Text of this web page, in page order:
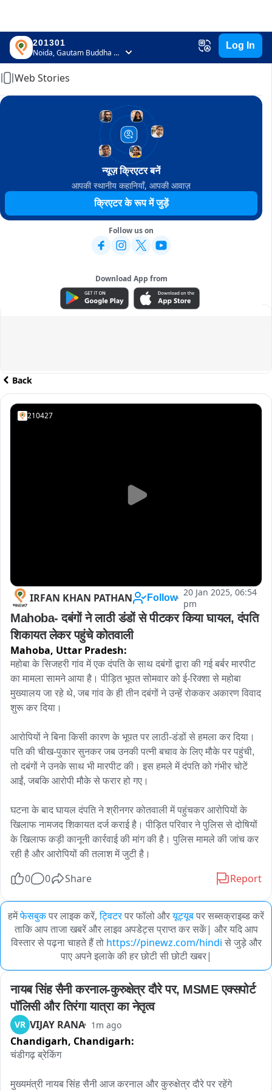
201301
Noida, Gautam Buddha Nagar, Uttar Pradesh
Log In
Home
Web Stories
न्यूज़ क्रिएटर बनें
आपकी स्थानीय कहानियाँ, आपकी आवाज़
क्रिएटर के रूप में जुड़ें
Follow us on
Download App from
ADVERTISEMENT
Back
210427
IRFAN KHAN PATHAN Follow 20 Jan 2025, 06:54
pm
Mahoba- दबंगों ने लाठी डंडों से पीटकर किया घायल, दंपति
शिकायत लेकर पहुंचे कोतवाली
Mahoba, Uttar Pradesh:
महोबा के सिजहरी गांव में एक दंपति के साथ दबंगों द्वारा की गई बर्बर मारपीट
का मामला सामने आया है। पीड़ित भूपत सोमवार को ई-रिक्शा से महोबा
मुख्यालय जा रहे थे, जब गांव के ही तीन दबंगों ने उन्हें रोककर अकारण विवाद
शुरू कर दिया।
आरोपियों ने बिना किसी कारण के भूपत पर लाठी-डंडों से हमला कर दिया।
पति की चीख-पुकार सुनकर जब उनकी पत्नी बचाव के लिए मौके पर पहुंची,
तो दबंगों ने उनके साथ भी मारपीट की। इस हमले में दंपति को गंभीर चोटें
आईं, जबकि आरोपी मौके से फरार हो गए।
घटना के बाद घायल दंपति ने श्रीनगर कोतवाली में पहुंचकर आरोपियों के
खिलाफ नामजद शिकायत दर्ज कराई है। पीड़ित परिवार ने पुलिस से दोषियों
के खिलाफ कड़ी कानूनी कार्रवाई की मांग की है। पुलिस मामले की जांच कर
रही है और आरोपियों की तलाश में जुटी है।
0 0 Share Report
हमेंफेसबुकपर लाइक करें, ट्विटरपर फॉलो औरयूट्यूबपर सब्सक्राइब्ड करें
ताकि आप ताजा खबरें और लाइव अपडेट्स प्राप्त कर सकें| और यदि आप
विस्तार से पढ़ना चाहते हैं तो https://pinewz.com/hindi से जुड़े और
पाए अपने इलाके की हर छोटी सी छोटी खबर|
नायब सिंह सैनी करनाल-कुरुक्षेत्र दौरे पर, MSME एक्सपोर्ट
पॉलिसी और तिरंगा यात्रा का नेतृत्व
VR VIJAY RANA 1m ago
Chandigarh, Chandigarh:
चंडीगढ़ ब्रेकिंग
मुख्यमंत्री नायब सिंह सैनी आज करनाल और कुरुक्षेत्र दौरे पर रहेंगे